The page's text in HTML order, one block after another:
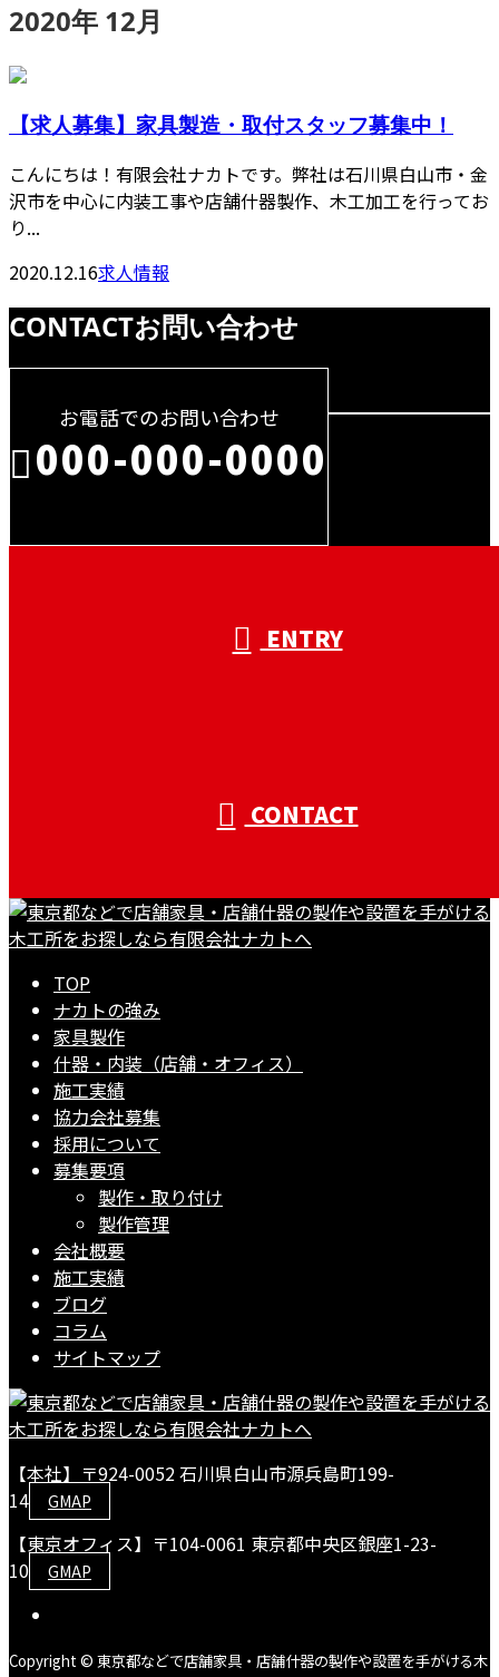
2020年 12月
【求人募集】家具製造・取付スタッフ募集中！
こんにちは！有限会社ナカトです。弊社は石川県白山市・金
沢市を中心に内装工事や店舗什器製作、木工加工を行ってお
り...
2020.12.16求人情報
CONTACTお問い合わせ
お電話でのお問い合わせ
000-000-0000
ENTRY
CONTACT
TOP
ナカトの強み
家具製作
什器・内装（店舗・オフィス）
施工実績
協力会社募集
採用について
募集要項
製作・取り付け
製作管理
会社概要
施工実績
ブログ
コラム
サイトマップ
【本社】〒924-0052 石川県白山市源兵島町199-
14
GMAP
【東京オフィス】〒104-0061 東京都中央区銀座1-23-
10
GMAP
Copyright © 東京都などで店舗家具・店舗什器の製作や設置を手がける木